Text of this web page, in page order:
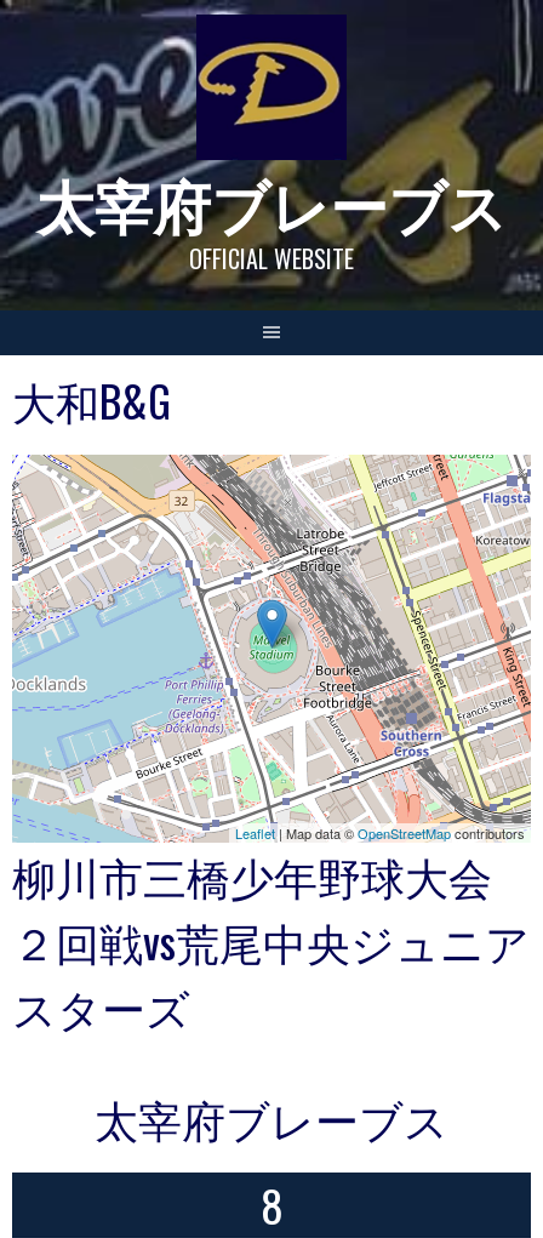
Skip
content
太宰府ブレーブス
OFFICIAL WEBSITE
大和B&G
Leaflet| Map data ©OpenStreetMapcontributors
柳川市三橋少年野球大会
２回戦vs荒尾中央ジュニア
スターズ
太宰府ブレーブス
8